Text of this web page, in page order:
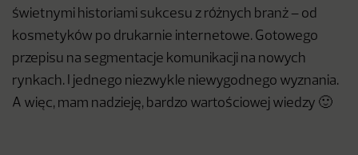
świetnymi historiami sukcesu z różnych branż – od
kosmetyków po drukarnie internetowe. Gotowego
przepisu na segmentacje komunikacji na nowych
rynkach. I jednego niezwykle niewygodnego wyznania.
A więc, mam nadzieję, bardzo wartościowej wiedzy 🙂